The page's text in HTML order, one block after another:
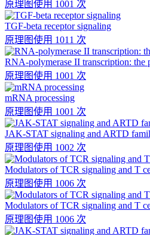
原理图使用 1001 次
TGF-beta receptor signaling
原理图使用 1011 次
RNA-polymerase II transcription: the
原理图使用 1001 次
mRNA processing
原理图使用 1001 次
JAK-STAT signaling and ARTD
原理图使用 1002 次
Modulators of TCR signaling and T
原理图使用 1006 次
Modulators of TCR signaling and T
原理图使用 1006 次